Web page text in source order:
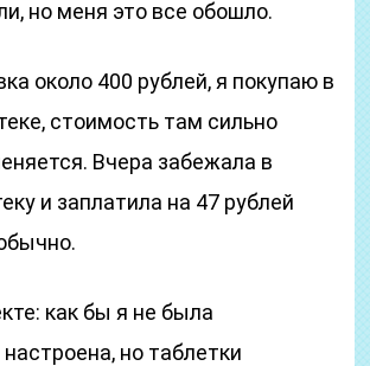
но меня это все обошло.
около 400 рублей, я покупаю в
стоимость там сильно
Вчера забежала в
и заплатила на 47 рублей
как бы я не была
но таблетки